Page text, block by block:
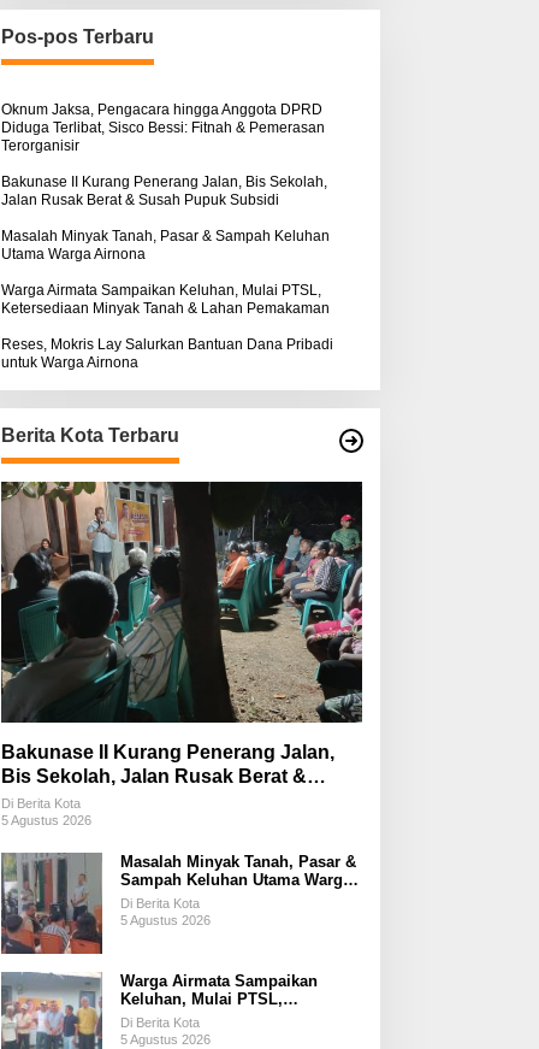
Mokris Lay Salurkan
Warga Airnona
Hukum Kasus Sebastian
Bokol Sarat Rekayasa
u
n
u
:
Pos-pos Terbaru
Oknum Jaksa, Pengacara hingga Anggota DPRD
Diduga Terlibat, Sisco Bessi: Fitnah & Pemerasan
Terorganisir
Bakunase II Kurang Penerang Jalan, Bis Sekolah,
Jalan Rusak Berat & Susah Pupuk Subsidi
Masalah Minyak Tanah, Pasar & Sampah Keluhan
Utama Warga Airnona
Warga Airmata Sampaikan Keluhan, Mulai PTSL,
Ketersediaan Minyak Tanah & Lahan Pemakaman
Reses, Mokris Lay Salurkan Bantuan Dana Pribadi
untuk Warga Airnona
Berita Kota Terbaru
Bakunase II Kurang Penerang Jalan,
Bis Sekolah, Jalan Rusak Berat &
Susah Pupuk Subsidi
Di Berita Kota
5 Agustus 2026
Masalah Minyak Tanah, Pasar &
Sampah Keluhan Utama Warga
Airnona
Di Berita Kota
5 Agustus 2026
Warga Airmata Sampaikan
Keluhan, Mulai PTSL,
Ketersediaan Minyak Tanah &
Lahan Pemakaman
Di Berita Kota
5 Agustus 2026